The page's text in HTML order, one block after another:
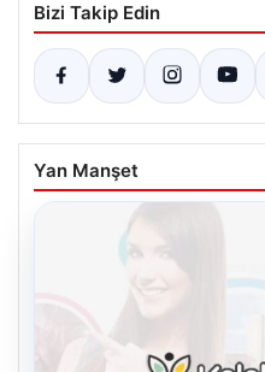
Bizi Takip Edin
Yan Manşet